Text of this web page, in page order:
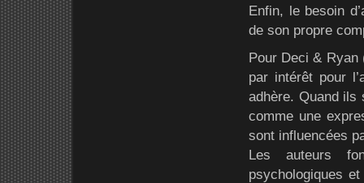
Enfin, le besoin
de son propre
Pour Deci & Ryan
par intérêt pour
adhère. Quand ils
comme une
sont influencées
Les auteurs
psychologiques